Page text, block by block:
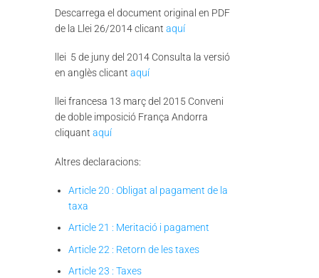
Descarrega el document original en PDF
de la Llei 26/2014 clicantaquí
llei 5 de juny del 2014 Consulta la versió
en anglès clicantaquí
llei francesa 13 març del 2015 Conveni
de doble imposició França Andorra
cliquantaquí
Altres declaracions:
Article 20 : Obligat al pagament de la
taxa
Article 21 : Meritació i pagament
Article 22 : Retorn de les taxes
Article 23 : Taxes